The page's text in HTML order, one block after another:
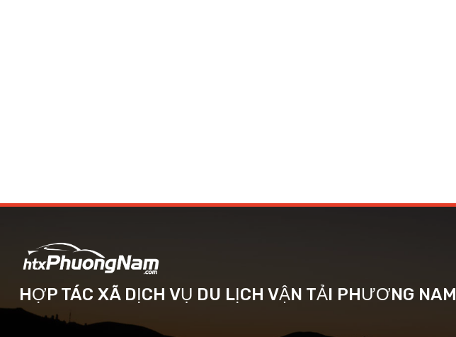
HỢP TÁC XÃ DỊCH VỤ DU LỊCH VẬN TẢI PHƯƠNG NAM